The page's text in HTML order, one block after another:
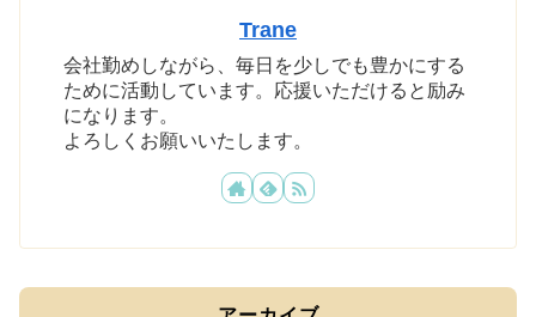
Trane
会社勤めしながら、毎日を少しでも豊かにする
ために活動しています。応援いただけると励み
になります。
よろしくお願いいたします。